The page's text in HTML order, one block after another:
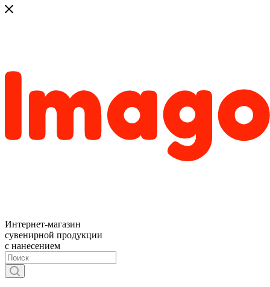
Интернет-магазин
сувенирной продукции
с нанесением